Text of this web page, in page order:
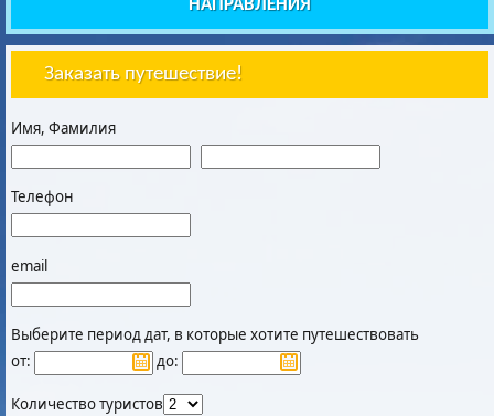
НАПРАВЛЕНИЯ
Заказать путешествие!
Имя, Фамилия
Телефон
email
Выберите период дат, в которые хотите путешествовать
от:
до:
Количество туристов